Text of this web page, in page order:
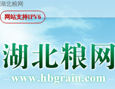
湖北粮网
网站支持IPV6